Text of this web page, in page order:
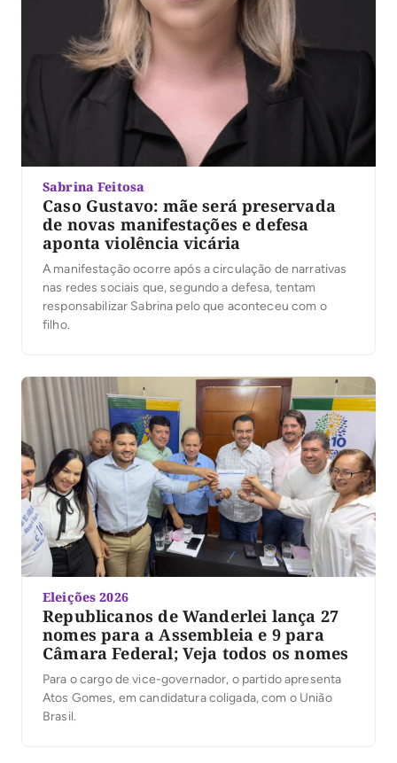
Sabrina Feitosa
Caso Gustavo: mãe será preservada
de novas manifestações e defesa
aponta violência vicária
A manifestação ocorre após a circulação de narrativas
nas redes sociais que, segundo a defesa, tentam
responsabilizar Sabrina pelo que aconteceu com o
filho.
Eleições 2026
Republicanos de Wanderlei lança 27
nomes para a Assembleia e 9 para
Câmara Federal; Veja todos os nomes
Para o cargo de vice-governador, o partido apresenta
Atos Gomes, em candidatura coligada, com o União
Brasil.